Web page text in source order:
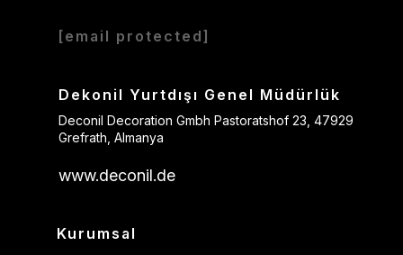
[email protected]
Dekonil Yurtdışı Genel Müdürlük
Deconil Decoration Gmbh Pastoratshof 23, 47929
Grefrath, Almanya
www.deconil.de
Kurumsal